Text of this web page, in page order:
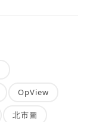
OpView
北市圖